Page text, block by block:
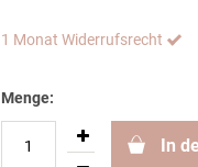
1 Monat Widerrufsrecht
Menge:
In